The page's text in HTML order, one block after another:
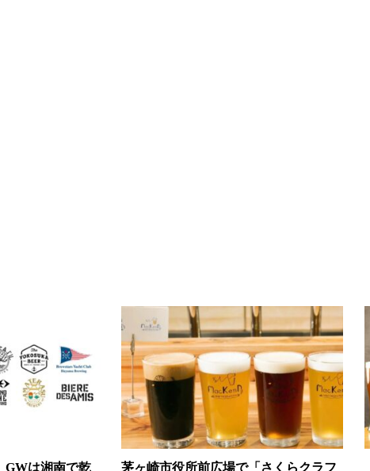
GWは湘南で乾
茅ヶ崎市役所前広場で「さくらクラフ